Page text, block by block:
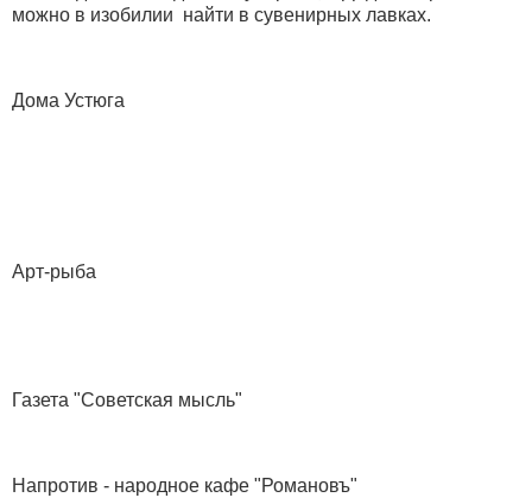
можно в изобилии найти в сувенирных лавках.
Дома Устюга
Арт-рыба
Газета "Советская мысль"
Напротив - народное кафе "Романовъ"